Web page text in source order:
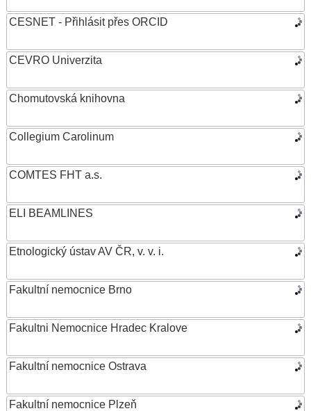
CESNET - Přihlásit přes ORCID
CEVRO Univerzita
Chomutovská knihovna
Collegium Carolinum
COMTES FHT a.s.
ELI BEAMLINES
Etnologický ústav AV ČR, v. v. i.
Fakultní nemocnice Brno
Fakultni Nemocnice Hradec Kralove
Fakultní nemocnice Ostrava
Fakultní nemocnice Plzeň